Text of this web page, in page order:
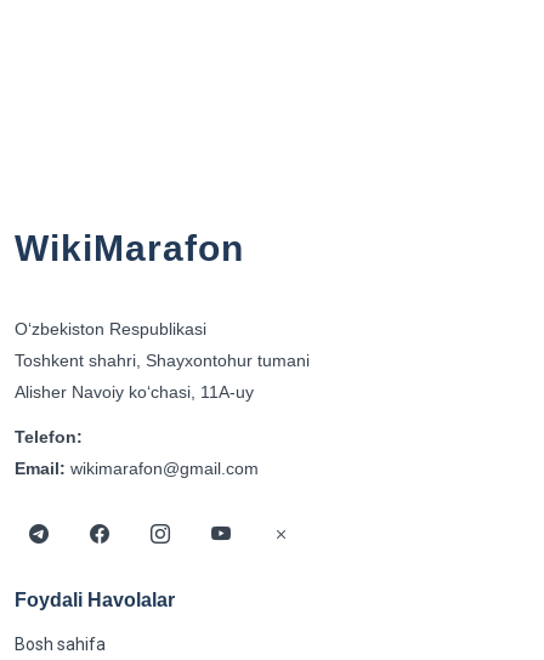
WikiMarafon
Oʻzbekiston Respublikasi
Toshkent shahri, Shayxontohur tumani
Alisher Navoiy koʻchasi, 11A-uy
Telefon:
Email: wikimarafon@gmail.com
Foydali Havolalar
Bosh sahifa